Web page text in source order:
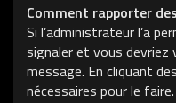
Comment rapporter
Si l’administrateur l’a
signaler et vous devriez
message. En cliquant
nécessaires pour le faire.